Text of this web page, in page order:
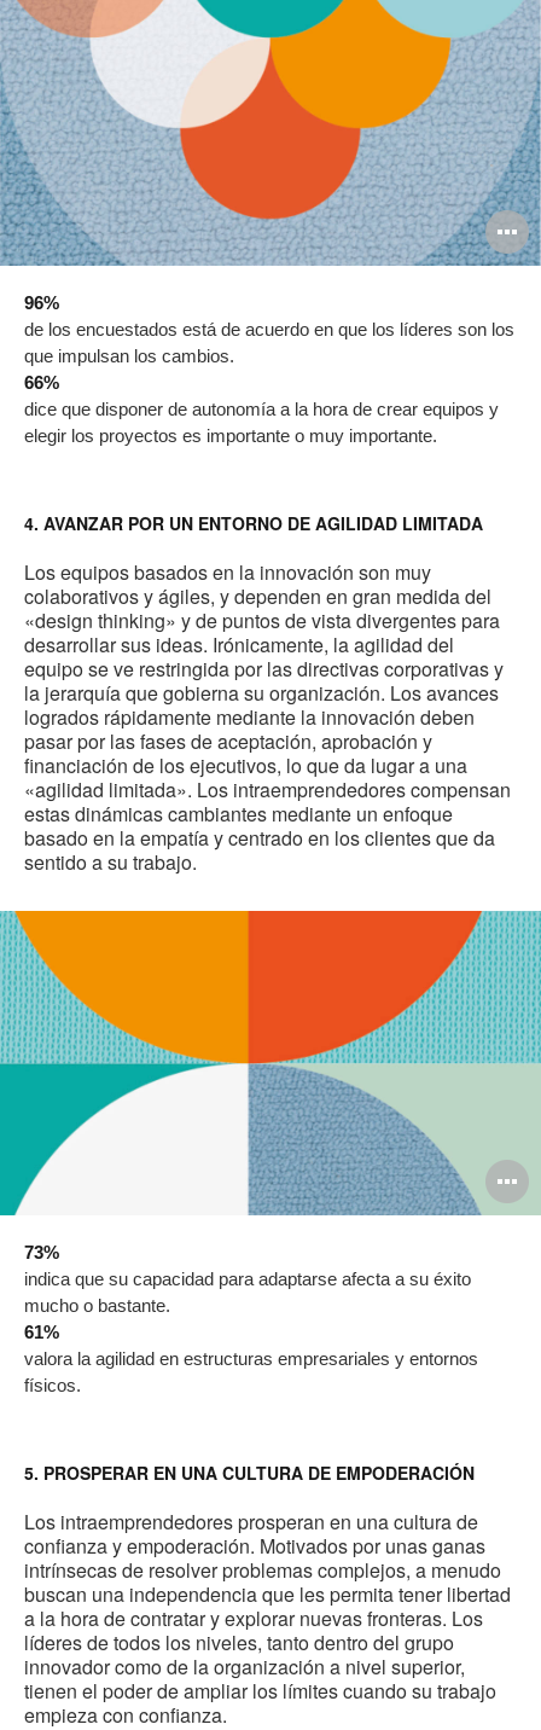
96%
de los encuestados está de acuerdo en que los líderes son los
que impulsan los cambios.
66%
dice que disponer de autonomía a la hora de crear equipos y
elegir los proyectos es importante o muy importante.
4. AVANZAR POR UN ENTORNO DE AGILIDAD LIMITADA
Los equipos basados en la innovación son muy
colaborativos y ágiles, y dependen en gran medida del
«design thinking» y de puntos de vista divergentes para
desarrollar sus ideas. Irónicamente, la agilidad del
equipo se ve restringida por las directivas corporativas y
la jerarquía que gobierna su organización. Los avances
logrados rápidamente mediante la innovación deben
pasar por las fases de aceptación, aprobación y
financiación de los ejecutivos, lo que da lugar a una
«agilidad limitada». Los intraemprendedores compensan
estas dinámicas cambiantes mediante un enfoque
basado en la empatía y centrado en los clientes que da
sentido a su trabajo.
73%
indica que su capacidad para adaptarse afecta a su éxito
mucho o bastante.
61%
valora la agilidad en estructuras empresariales y entornos
físicos.
5. PROSPERAR EN UNA CULTURA DE EMPODERACIÓN
Los intraemprendedores prosperan en una cultura de
confianza y empoderación. Motivados por unas ganas
intrínsecas de resolver problemas complejos, a menudo
buscan una independencia que les permita tener libertad
a la hora de contratar y explorar nuevas fronteras. Los
líderes de todos los niveles, tanto dentro del grupo
innovador como de la organización a nivel superior,
tienen el poder de ampliar los límites cuando su trabajo
empieza con confianza.